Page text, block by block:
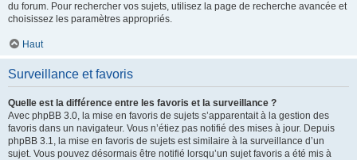
du forum. Pour rechercher vos sujets, utilisez la page de recherche avancée et
choisissez les paramètres appropriés.
Haut
Surveillance et favoris
Quelle est la différence entre les favoris et la surveillance ?
Avec phpBB 3.0, la mise en favoris de sujets s’apparentait à la gestion des
favoris dans un navigateur. Vous n’étiez pas notifié des mises à jour. Depuis
phpBB 3.1, la mise en favoris de sujets est similaire à la surveillance d’un
sujet. Vous pouvez désormais être notifié lorsqu’un sujet favoris a été mis à